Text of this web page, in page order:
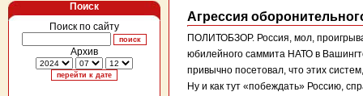
Поиск
Поиск по сайту
Архив
Агрессия
ПОЛИТОБЗОР. Россия, мол,
юбилейного саммита НАТО в
привычно посетовал, что этих
Ну и как тут «побеждать» Россию,